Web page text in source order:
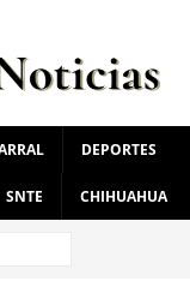
DEPORTES
SNTE CHIHUAHUA